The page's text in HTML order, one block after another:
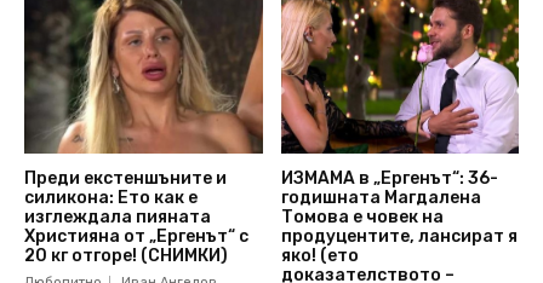
Преди екстеншъните и
силикона: Ето как е
изглеждала пияната
Християна от „Ергенът“ с
20 кг отгоре! (СНИМКИ)
ИЗМАМА в „Ергенът“: 36-
годишната Магдалена
Томова е човек на
продуцентите, лансират я
яко! (ето
доказателството –